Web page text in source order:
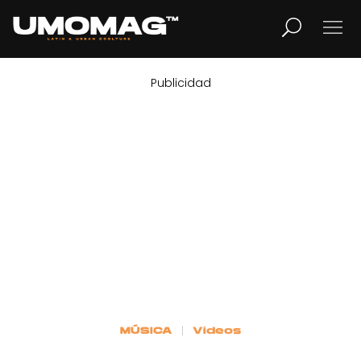
LIFESTYLE
Publicidad
MÚSICA Videos